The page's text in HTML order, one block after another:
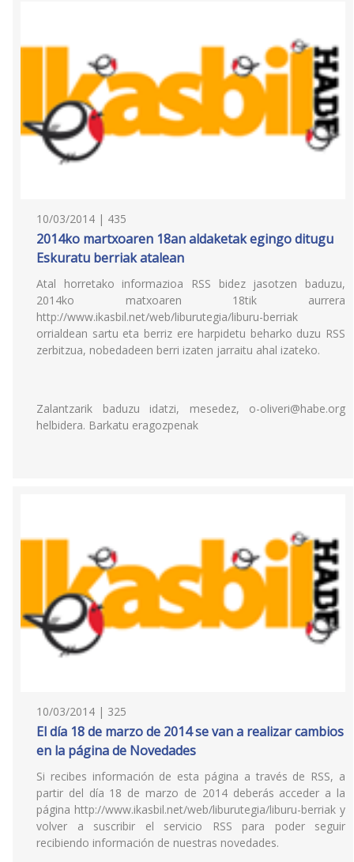
10/03/2014 | 435
2014ko martxoaren 18an aldaketak egingo ditugu
Eskuratu berriak atalean
Atal horretako informazioa RSS bidez jasotzen baduzu,
2014ko matxoaren 18tik aurrera
http://www.ikasbil.net/web/liburutegia/liburu-berriak
orrialdean sartu eta berriz ere harpidetu beharko duzu RSS
zerbitzua, nobedadeen berri izaten jarraitu ahal izateko.
Zalantzarik baduzu idatzi, mesedez, o-oliveri@habe.org
helbidera. Barkatu eragozpenak
10/03/2014 | 325
El día 18 de marzo de 2014 se van a realizar cambios
en la página de Novedades
Si recibes información de esta página a través de RSS, a
partir del día 18 de marzo de 2014 deberás acceder a la
página http://www.ikasbil.net/web/liburutegia/liburu-berriak y
volver a suscribir el servicio RSS para poder seguir
recibiendo información de nuestras novedades.